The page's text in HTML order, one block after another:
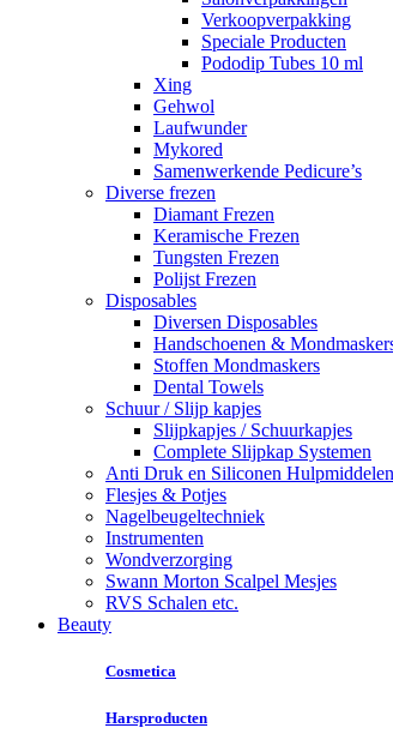
Verkoopverpakking
Speciale Producten
Pododip Tubes 10 ml
Xing
Gehwol
Laufwunder
Mykored
Samenwerkende Pedicure’s
Diverse frezen
Diamant Frezen
Keramische Frezen
Tungsten Frezen
Polijst Frezen
Disposables
Diversen Disposables
Handschoenen &
Stoffen Mondmaskers
Dental Towels
Schuur / Slijp kapjes
Slijpkapjes / Schuurkapjes
Complete Slijpkap Systemen
Anti Druk en Siliconen Hulpmiddelen
Flesjes & Potjes
Nagelbeugeltechniek
Instrumenten
Wondverzorging
Swann Morton Scalpel Mesjes
RVS Schalen etc.
Beauty
Cosmetica
Harsproducten